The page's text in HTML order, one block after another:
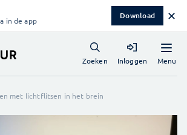
in de app Download ✕
Menu
Zoeken Inloggen
met lichtflitsen in het brein